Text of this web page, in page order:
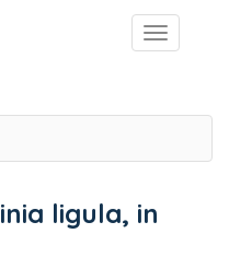
ligula, in